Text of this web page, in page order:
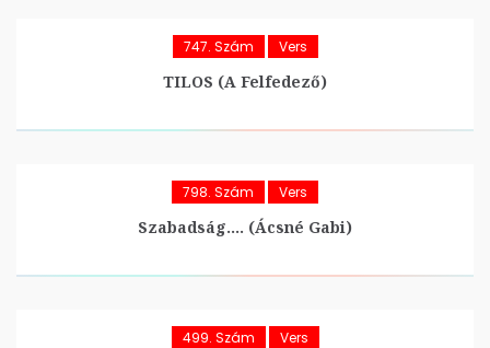
747. Szám Vers
TILOS (A Felfedező)
798. Szám Vers
Szabadság…. (Ácsné Gabi)
499. Szám Vers